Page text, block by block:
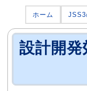
ホーム JSS3
設計開